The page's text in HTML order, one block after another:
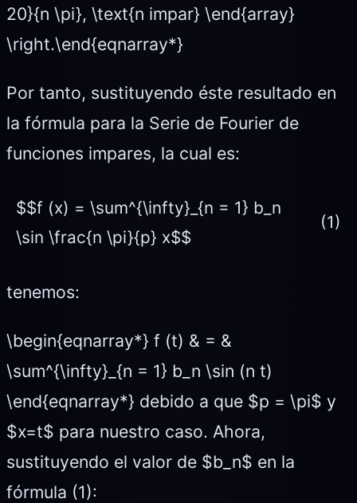
20}{n \pi}, \text{n impar} \end{array}
\right.\end{eqnarray*}
Por tanto, sustituyendo éste resultado en
la fórmula para la Serie de Fourier de
funciones impares, la cual es:
$$f (x) = \sum^{\infty}_{n = 1} b_n
\sin \frac{n \pi}{p} x$$
(1)
tenemos:
\begin{eqnarray*} f (t) & = &
\sum^{\infty}_{n = 1} b_n \sin (n t)
\end{eqnarray*} debido a que $p = \pi$ y
$x=t$ para nuestro caso. Ahora,
sustituyendo el valor de $b_n$ en la
fórmula (1):